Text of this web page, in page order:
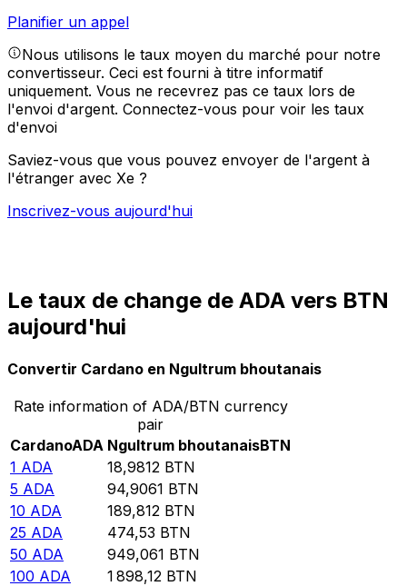
Planifier un appel
Nous utilisons le taux moyen du marché pour notre
convertisseur. Ceci est fourni à titre informatif
uniquement. Vous ne recevrez pas ce taux lors de
l'envoi d'argent. Connectez-vous pour voir les taux
d'envoi
Saviez-vous que vous pouvez envoyer de l'argent à
l'étranger avec Xe ?
Inscrivez-vous aujourd'hui
Le taux de change de ADA vers BTN
aujourd'hui
Convertir Cardano en Ngultrum bhoutanais
Rate information of ADA/BTN currency
pair
CardanoADA Ngultrum bhoutanaisBTN
1 ADA 18,9812 BTN
5 ADA 94,9061 BTN
10 ADA 189,812 BTN
25 ADA 474,53 BTN
50 ADA 949,061 BTN
100 ADA 1 898,12 BTN